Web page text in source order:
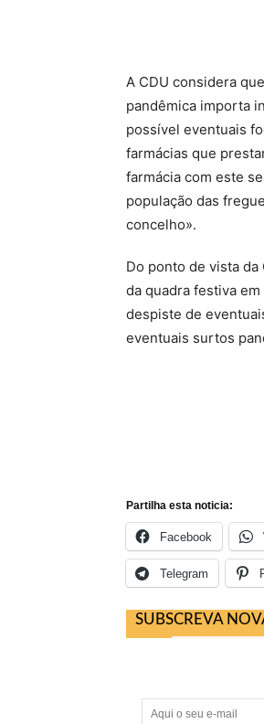
A CDU considera
pandêmica importa
possível eventuais
farmácias que
farmácia com este
população das
concelho».
Do ponto de vista
da quadra festiva
despiste de
eventuais surtos
Partilha esta noticia:
Facebook
Telegram
SUBSCREVA
Aqui